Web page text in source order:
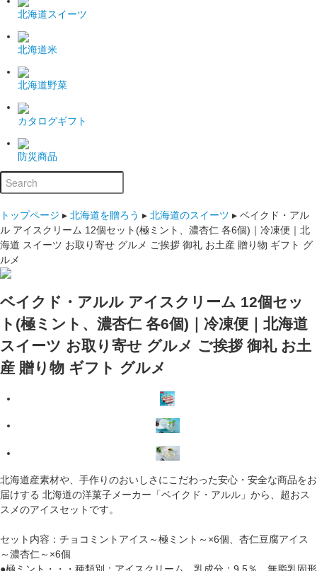
北海道スイーツ
北海道米
北海道野菜
カタログギフト
防災商品
トップページ ▸ 北海道を贈ろう ▸ 北海道のスイーツ ▸ ベイクド・アル
ル アイスクリーム 12個セット(極ミント、濃杏仁 各6個)｜冷凍便｜北
海道 スイーツ お取り寄せ グルメ ご挨拶 御礼 お土産 贈り物 ギフト グ
ルメ
ベイクド・アルル アイスクリーム 12個セッ
ト(極ミント、濃杏仁 各6個)｜冷凍便｜北海道
スイーツ お取り寄せ グルメ ご挨拶 御礼 お土
産 贈り物 ギフト グルメ
北海道産素材や、手作りのおいしさにこだわった安心・安全な商品をお
届けする 北海道の洋菓子メーカー「ベイクド・アルル」から、超おス
スメのアイスセットです。
セット内容：チョコミントアイス～極ミント～×6個、杏仁豆腐アイス
～濃杏仁～×6個